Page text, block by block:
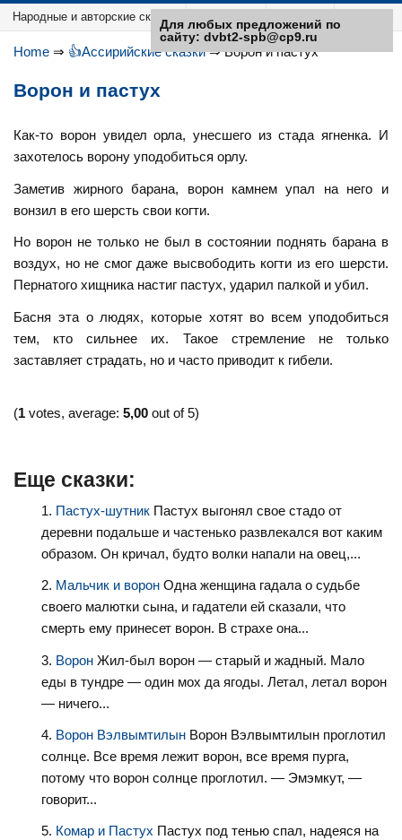
Народные и авторские сказки Категории Sitemap
Home ⇒ 👍Ассирийские сказки⇒ Ворон и пастух
Ворон и пастух
Как-то ворон увидел орла, унесшего из стада ягненка. И
захотелось ворону уподобиться орлу.
Заметив жирного барана, ворон камнем упал на него и
вонзил в его шерсть свои когти.
Но ворон не только не был в состоянии поднять барана в
воздух, но не смог даже высвободить когти из его шерсти.
Пернатого хищника настиг пастух, ударил палкой и убил.
Басня эта о людях, которые хотят во всем уподобиться
тем, кто сильнее их. Такое стремление не только
заставляет страдать, но и часто приводит к гибели.
(1 votes, average:5,00 out of 5)
Еще сказки:
Пастух-шутник Пастух выгонял свое стадо от
деревни подальше и частенько развлекался вот каким
образом. Он кричал, будто волки напали на овец,...
Мальчик и ворон Одна женщина гадала о судьбе
своего малютки сына, и гадатели ей сказали, что
смерть ему принесет ворон. В страхе она...
Ворон Жил-был ворон — старый и жадный. Мало
еды в тундре — один мох да ягоды. Летал, летал ворон
— ничего...
Ворон Вэлвымтилын Ворон Вэлвымтилын проглотил
солнце. Все время лежит ворон, все время пурга,
потому что ворон солнце проглотил. — Эмэмкут, —
говорит...
Комар и Пастух Пастух под тенью спал, надеяся на
Для любых предложений по
сайту: dvbt2-spb@cp9.ru